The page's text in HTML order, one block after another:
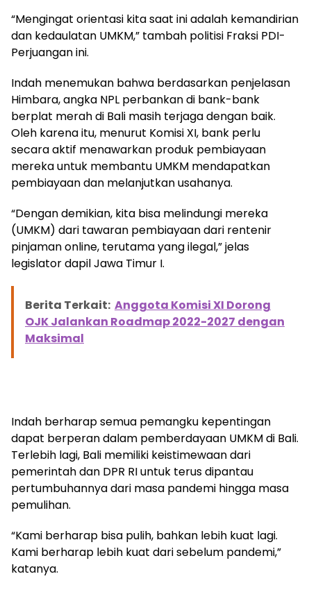
“Mengingat orientasi kita saat ini adalah kemandirian
dan kedaulatan UMKM,” tambah politisi Fraksi PDI-
Perjuangan ini.
Indah menemukan bahwa berdasarkan penjelasan
Himbara, angka NPL perbankan di bank-bank
berplat merah di Bali masih terjaga dengan baik.
Oleh karena itu, menurut Komisi XI, bank perlu
secara aktif menawarkan produk pembiayaan
mereka untuk membantu UMKM mendapatkan
pembiayaan dan melanjutkan usahanya.
“Dengan demikian, kita bisa melindungi mereka
(UMKM) dari tawaran pembiayaan dari rentenir
pinjaman online, terutama yang ilegal,” jelas
legislator dapil Jawa Timur I.
Berita Terkait: Anggota Komisi XI Dorong
OJK Jalankan Roadmap 2022-2027 dengan
Maksimal
Indah berharap semua pemangku kepentingan
dapat berperan dalam pemberdayaan UMKM di Bali.
Terlebih lagi, Bali memiliki keistimewaan dari
pemerintah dan DPR RI untuk terus dipantau
pertumbuhannya dari masa pandemi hingga masa
pemulihan.
“Kami berharap bisa pulih, bahkan lebih kuat lagi.
Kami berharap lebih kuat dari sebelum pandemi,”
katanya.